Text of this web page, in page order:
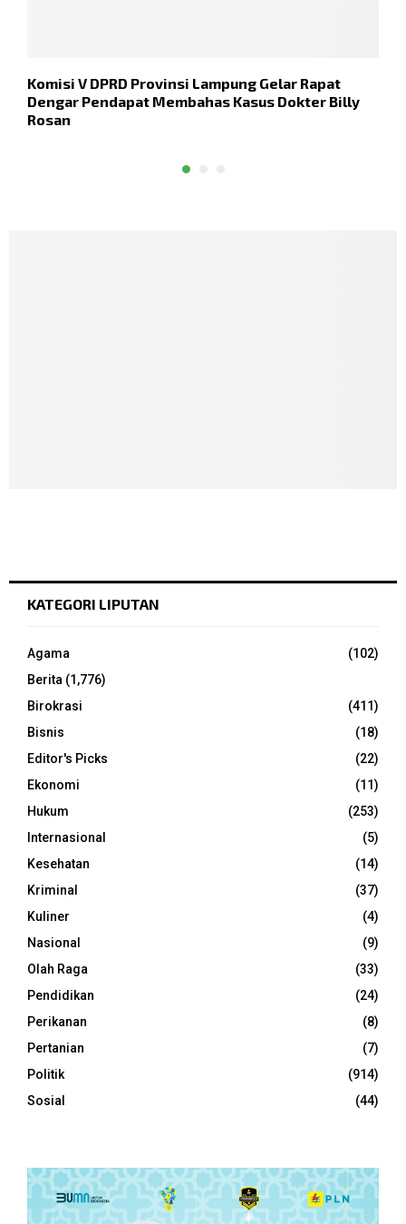
Komisi V DPRD Provinsi Lampung Gelar Rapat
Dengar Pendapat Membahas Kasus Dokter Billy
Rosan
KATEGORI LIPUTAN
Agama
(102)
Berita (1,776)
Birokrasi
(411)
Bisnis
(18)
Editor's Picks
(22)
Ekonomi
(11)
Hukum
(253)
Internasional
(5)
Kesehatan
(14)
Kriminal
(37)
Kuliner
(4)
Nasional
(9)
Olah Raga
(33)
Pendidikan
(24)
Perikanan
(8)
Pertanian
(7)
Politik
(914)
Sosial
(44)